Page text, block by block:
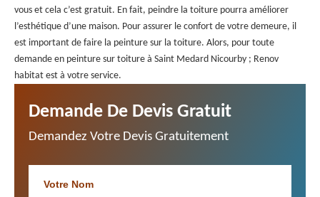
vous et cela c’est gratuit. En fait, peindre la toiture pourra améliorer
l’esthétique d’une maison. Pour assurer le confort de votre demeure, il
est important de faire la peinture sur la toiture. Alors, pour toute
demande en peinture sur toiture à Saint Medard Nicourby ; Renov
habitat est à votre service.
Demande De Devis Gratuit
Demandez Votre Devis Gratuitement